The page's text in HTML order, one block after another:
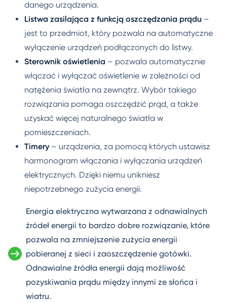
danego urządzenia.
Listwa zasilająca z funkcją oszczędzania prądu –
jest to przedmiot, który pozwala na automatyczne
wyłączenie urządzeń podłączonych do listwy.
Sterownik oświetlenia – pozwala automatycznie
włączać i wyłączać oświetlenie w zależności od
natężenia światła na zewnątrz. Wybór takiego
rozwiązania pomaga oszczędzić prąd, a także
uzyskać więcej naturalnego światła w
pomieszczeniach.
Timery – urządzenia, za pomocą których ustawisz
harmonogram włączania i wyłączania urządzeń
elektrycznych. Dzięki niemu unikniesz
niepotrzebnego zużycia energii.
Energia elektryczna wytwarzana z odnawialnych
źródeł energii to bardzo dobre rozwiązanie, które
pozwala na zmniejszenie zużycia energii
pobieranej z sieci i zaoszczędzenie gotówki.
Odnawialne źródła energii dają możliwość
pozyskiwania prądu między innymi ze słońca i
wiatru.